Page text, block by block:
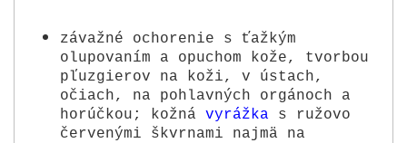
závažné ochorenie s ťažkým
olupovaním a opuchom kože, tvorbou
pľuzgierov na koži, v ústach,
očiach, na pohlavných orgánoch a
horúčkou; kožná vyrážka s ružovo
červenými škvrnami najmä na